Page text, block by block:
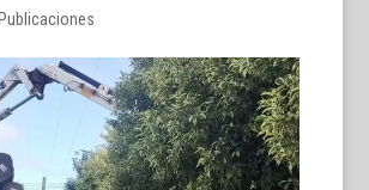
Publicaciones